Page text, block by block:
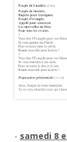
- samedi 8